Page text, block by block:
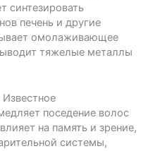
синтезировать
печень и другие
омолаживающее
тяжелые металлы
Известное
поседение волос
на память и зрение,
системы,